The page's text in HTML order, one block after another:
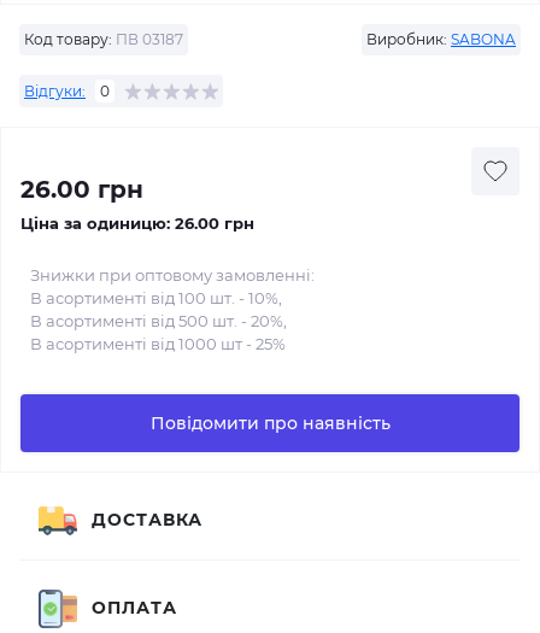
Код товару: ПВ 03187 Виробник: SABONA
Відгуки: 0
26.00 грн
Ціна за одиницю: 26.00 грн
Знижки при оптовому замовленні:
В асортименті від 100 шт. - 10%,
В асортименті від 500 шт. - 20%,
В асортименті від 1000 шт - 25%
Повідомити про наявність
ДОСТАВКА
ОПЛАТА